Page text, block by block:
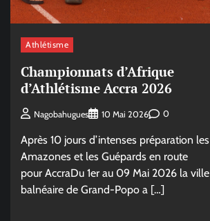
Athlétisme
Championnats d’Afrique
d’Athlétisme Accra 2026
Nagobahugues 10 Mai 2026 0
Après 10 jours d’intenses préparation les
Amazones et les Guépards en route
pour AccraDu 1er au 09 Mai 2026 la ville
balnéaire de Grand-Popo a […]